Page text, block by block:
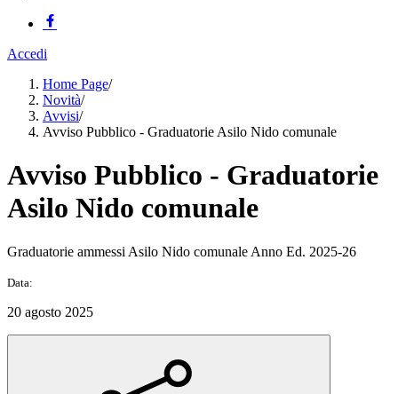
Accedi
Home Page/
Novità/
Avvisi/
Avviso Pubblico - Graduatorie Asilo Nido comunale
Avviso Pubblico - Graduatorie
Asilo Nido comunale
Graduatorie ammessi Asilo Nido comunale Anno Ed. 2025-26
Data:
20 agosto 2025